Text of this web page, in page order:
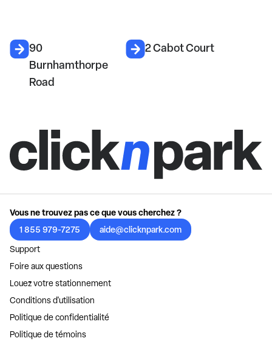
90
Burnhamthorpe
Road
2 Cabot Court
Vous ne trouvez pas ce que vous cherchez ?
1 855 979-7275
aide@clicknpark.com
Support
Foire aux questions
Louez votre stationnement
Conditions d'utilisation
Politique de confidentialité
Politique de témoins